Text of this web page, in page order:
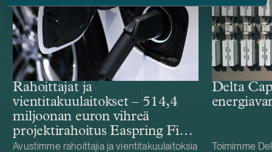
Rahoittajat ja
vientitakuulaitokset – 514,4
miljoonan euron vihreä
projektirahoitus Easpring Finland
New Materialsin CAM-
Avustimme rahoittajia ja vientitakuulaitoksia
Delta
Toimimme